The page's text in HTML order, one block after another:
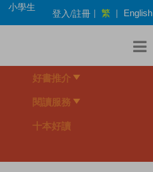
小學生
登入/註冊 | 繁 | English
好書推介
閱讀服務
十本好讀